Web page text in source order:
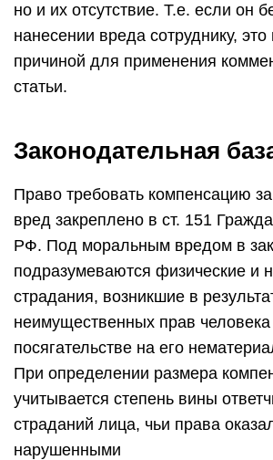
но и их отсутствие. Т.е. если он
нанесении вреда сотруднику, это
причиной для применения
статьи.
Законодательная
Право требовать компенсацию
вред закреплено в ст. 151
РФ. Под моральным вредом в
подразумеваются физические и
страдания, возникшие в
неимущественных прав
посягательстве на его
При определении размера
учитывается степень вины
страданий лица, чьи права
нарушенными